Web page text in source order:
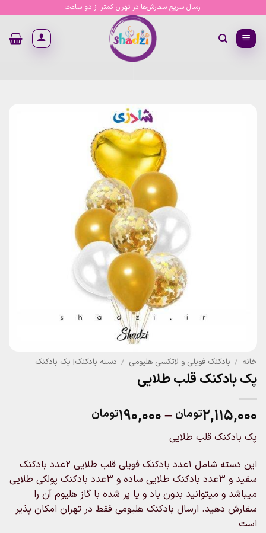
content
ارسال سریع سفارش‌ها در تهران کمتر از دو ساعت
خانه / بادکنک فویلی و لاتکسی هلیومی / دسته بادکنک| پک بادکنک
پک بادکنک قلب طلایی
۲,۱۱۵,۰۰۰تومان –۱۹۰,۰۰۰تومان
through
۲,۱۱۵,۰۰۰تومان
پک بادکنک قلب طلایی
این دسته شامل ۱عدد بادکنک فویلی قلب طلایی ۲عدد بادکنک
سفید و ۳عدد بادکنک طلایی ساده و ۳عدد بادکنک پولکی طلایی
میباشد و میتوانید بدون باد و یا پر شده با گاز هلیوم آن را
سفارش دهید. ارسال بادکنک هلیومی فقط در تهران امکان پذیر
است